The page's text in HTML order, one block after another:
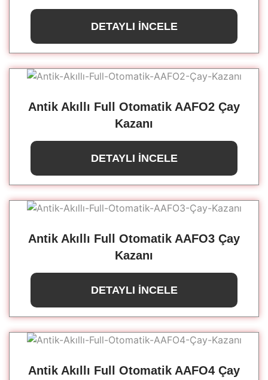
DETAYLI İNCELE
Antik Akıllı Full Otomatik AAFO2 Çay
Kazanı
DETAYLI İNCELE
Antik Akıllı Full Otomatik AAFO3 Çay
Kazanı
DETAYLI İNCELE
Antik Akıllı Full Otomatik AAFO4 Çay